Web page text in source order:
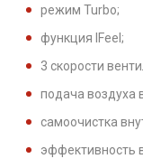
режим Turbo;
функция IFeel;
3 скорости
подача воздуха
самоочистка
эффективность